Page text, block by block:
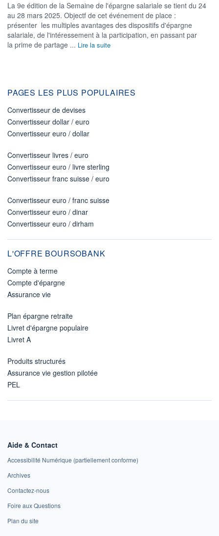
La 9e édition de la Semaine de l'épargne salariale se tient du 24
au 28 mars 2025. Objectf de cet événement de place :
présenter les multiples avantages des dispositifs d'épargne
salariale, de l'intéressement à la participation, en passant par
la prime de partage ... Lire la suite
PAGES LES PLUS POPULAIRES
Convertisseur de devises
Convertisseur dollar / euro
Convertisseur euro / dollar
Convertisseur livres / euro
Convertisseur euro / livre sterling
Convertisseur franc suisse / euro
Convertisseur euro / franc suisse
Convertisseur euro / dinar
Convertisseur euro / dirham
L'OFFRE BOURSOBANK
Compte à terme
Compte d'épargne
Assurance vie
Plan épargne retraite
Livret d'épargne populaire
Livret A
Produits structurés
Assurance vie gestion pilotée
PEL
Aide & Contact
Accessibilité Numérique (partiellement conforme)
Archives
Contactez-nous
Foire aux Questions
Plan du site